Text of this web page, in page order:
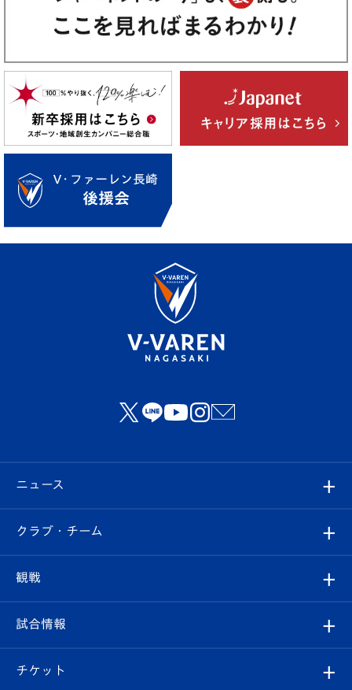
ニュース
すべて
クラブ
試合情報
クラブ・チーム
クラブ概要
観戦
観戦ルール
試合情報
試合日程/結果
チケット